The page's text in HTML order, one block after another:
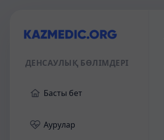
ДЕНСАУЛЫҚ БӨЛІМДЕРІ
Басты бет
Аурулар